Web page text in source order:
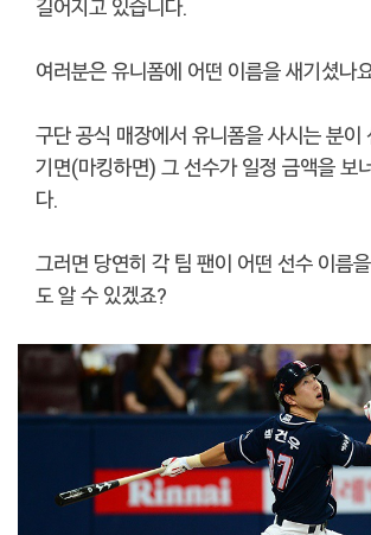
길어지고 있습니다.
여러분은 유니폼에 어떤 이름을 새기셨나
구단 공식 매장에서 유니폼을 사시는 분이
기면(마킹하면) 그 선수가 일정 금액을 보
다.
그러면 당연히 각 팀 팬이 어떤 선수 이름
도 알 수 있겠죠?